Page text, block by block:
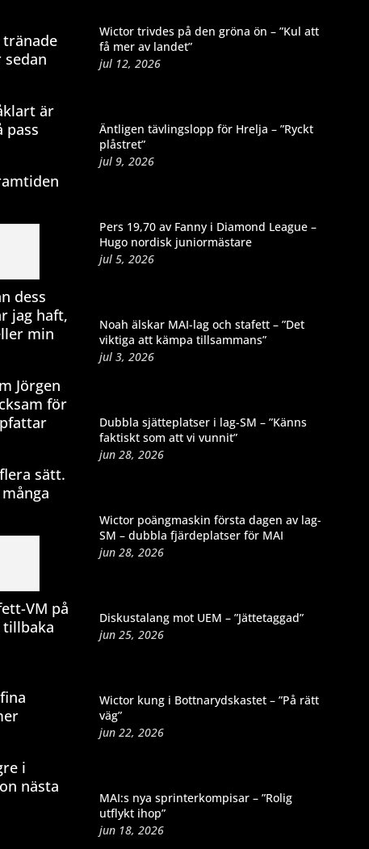
tränade
är
pass
dess
jag haft,
min
Jörgen
för
sätt.
VM på
tillbaka
i
nästa
Wictor trivdes på den gröna ön – ”Kul att
få mer av landet”
jul 12, 2026
Äntligen tävlingslopp för Hrelja – ”Ryckt
plåstret”
jul 9, 2026
Pers 19,70 av Fanny i Diamond League –
Hugo nordisk juniormästare
jul 5, 2026
Noah älskar MAI-lag och stafett – ”Det
viktiga att kämpa tillsammans”
jul 3, 2026
Dubbla sjätteplatser i lag-SM – ”Känns
faktiskt som att vi vunnit”
jun 28, 2026
Wictor poängmaskin första dagen av lag-
SM – dubbla fjärdeplatser för MAI
jun 28, 2026
Diskustalang mot UEM – ”Jättetaggad”
jun 25, 2026
Wictor kung i Bottnarydskastet – ”På rätt
väg”
jun 22, 2026
MAI:s nya sprinterkompisar – ”Rolig
utflykt ihop”
jun 18, 2026